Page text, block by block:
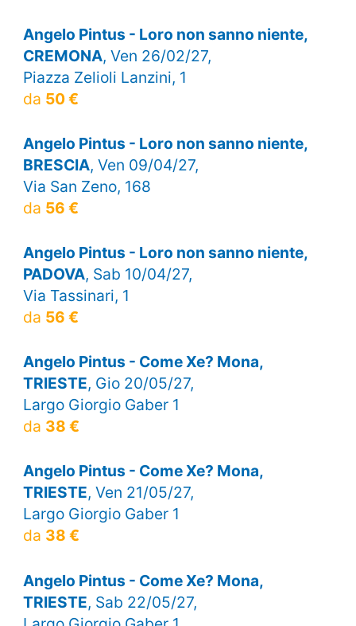
Angelo Pintus - Loro non sanno niente,
CREMONA, Ven 26/02/27,
Piazza Zelioli Lanzini, 1
da 50 €
Angelo Pintus - Loro non sanno niente,
BRESCIA, Ven 09/04/27,
Via San Zeno, 168
da 56 €
Angelo Pintus - Loro non sanno niente,
PADOVA, Sab 10/04/27,
Via Tassinari, 1
da 56 €
Angelo Pintus - Come Xe? Mona,
TRIESTE, Gio 20/05/27,
Largo Giorgio Gaber 1
da 38 €
Angelo Pintus - Come Xe? Mona,
TRIESTE, Ven 21/05/27,
Largo Giorgio Gaber 1
da 38 €
Angelo Pintus - Come Xe? Mona,
TRIESTE, Sab 22/05/27,